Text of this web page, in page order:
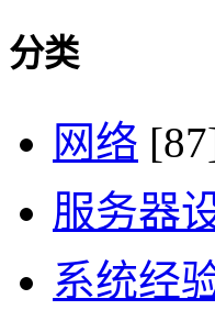
分类
网络
服务器
系统经